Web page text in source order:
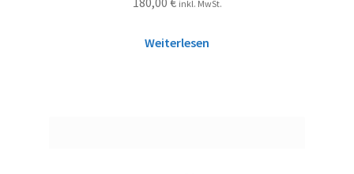
inkl. MwSt.
Weiterlesen